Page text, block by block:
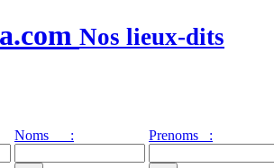
Nos lieux-dits
Noms : Prenoms :